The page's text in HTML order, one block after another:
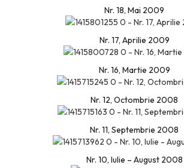
Nr. 18, Mai 2009
Nr. 17, Aprilie 2009
Nr. 16, Martie 2009
Nr. 12, Octombrie 2008
Nr. 11, Septembrie 2008
Nr. 10, Iulie – August 2008